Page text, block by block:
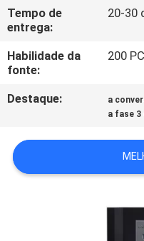
CONTACTE-
NOS
NOTÍCIAS
SOLICITE UM
ORÇAMENTO
Tempo de
entrega:
20-30
Habilidade da
fonte:
200
Destaque: a
a fase 3